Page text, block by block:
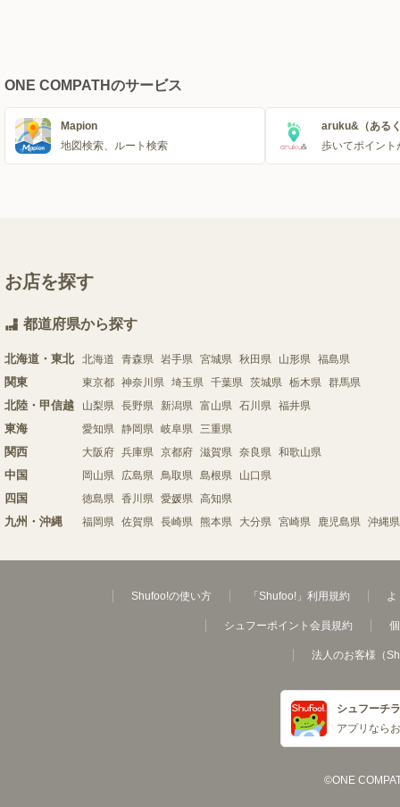
ONE COMPATHのサービス
Mapion
地図検索、ルート検索
aruku&（ある
歩いてポイント
お店を探す
都道府県から探す
北海道・東北 北海道 青森県 岩手県 宮城県 秋田県 山形県 福島県
関東 東京都 神奈川県 埼玉県 千葉県 茨城県 栃木県 群馬県
北陸・甲信越 山梨県 長野県 新潟県 富山県 石川県 福井県
東海 愛知県 静岡県 岐阜県 三重県
関西 大阪府 兵庫県 京都府 滋賀県 奈良県 和歌山県
中国 岡山県 広島県 鳥取県 島根県 山口県
四国 徳島県 香川県 愛媛県 高知県
九州・沖縄 福岡県 佐賀県 長崎県 熊本県 大分県 宮崎県 鹿児島県 沖縄県
Shufoo!の使い方 「Shufoo!」利用規約 よ
シュフーポイント会員規約
法人のお客様（
シュフーチ
アプリなら
©ONE